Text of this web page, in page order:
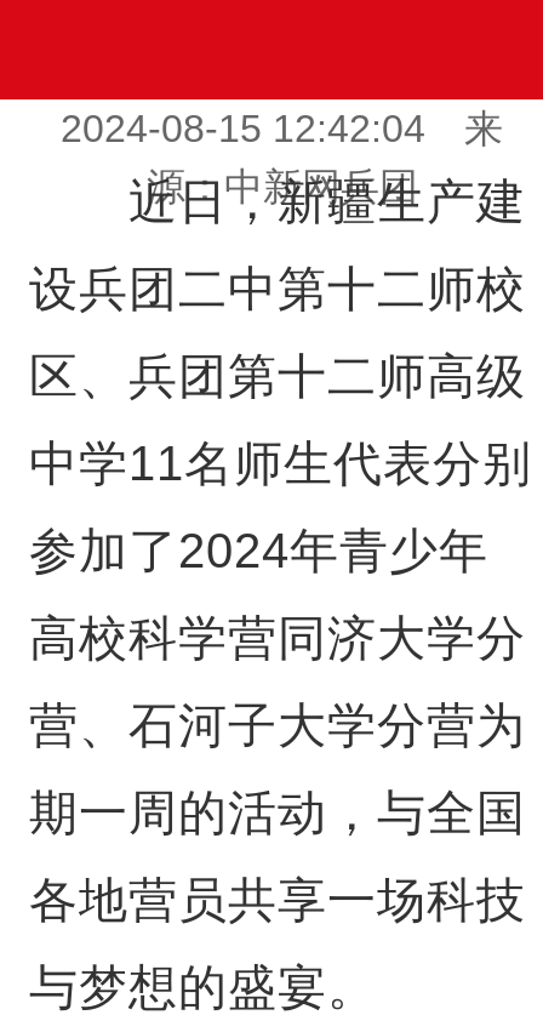
2024-08-15 12:42:04 来
源：中新网兵团
近日，新疆生产建
设兵团二中第十二师校
区、兵团第十二师高级
中学11名师生代表分别
参加了2024年青少年
高校科学营同济大学分
营、石河子大学分营为
期一周的活动，与全国
各地营员共享一场科技
与梦想的盛宴。